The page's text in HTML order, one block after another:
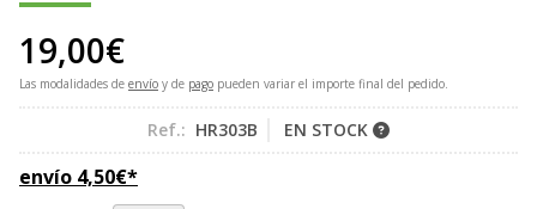
19,00€
Las modalidades de envío y de pago pueden variar el importe final del pedido.
Ref.: HR303B EN STOCK
envío 4,50€*